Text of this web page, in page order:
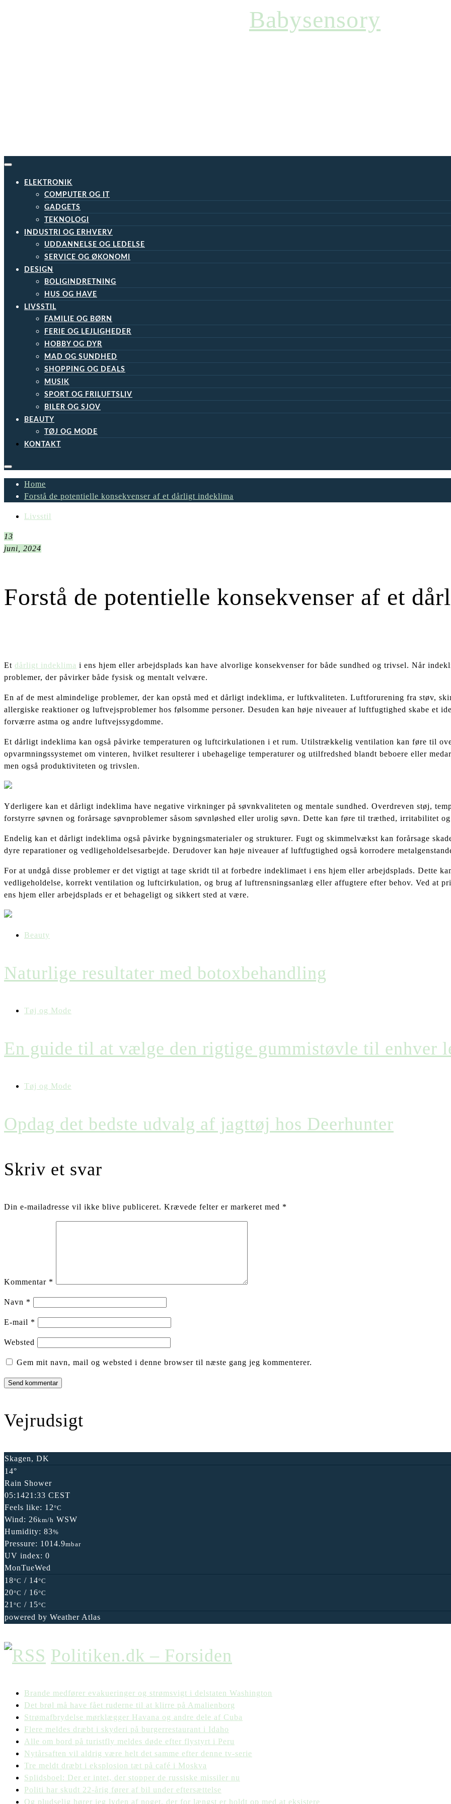
Babysensory
ELEKTRONIK
COMPUTER OG IT
GADGETS
TEKNOLOGI
INDUSTRI OG ERHVERV
UDDANNELSE OG LEDELSE
SERVICE OG ØKONOMI
DESIGN
BOLIGINDRETNING
HUS OG HAVE
LIVSSTIL
FAMILIE OG BØRN
FERIE OG LEJLIGHEDER
HOBBY OG DYR
MAD OG SUNDHED
SHOPPING OG DEALS
MUSIK
SPORT OG FRILUFTSLIV
BILER OG SJOV
BEAUTY
TØJ OG MODE
KONTAKT
Home
Forstå de potentielle konsekvenser af et dårligt indeklima
Livsstil
13
juni, 2024
Forstå de potentielle konsekvenser af et
Et dårligt indeklima i ens hjem eller arbejdsplads kan have alvorlige konsekvenser for både sundhed og trivsel. Når
problemer, der påvirker både fysisk og mentalt velvære.
En af de mest almindelige problemer, der kan opstå med et dårligt indeklima, er luftkvaliteten. Luftforurening fra støv,
allergiske reaktioner og luftvejsproblemer hos følsomme personer. Desuden kan høje niveauer af luftfugtighed skabe et
forværre astma og andre luftvejssygdomme.
Et dårligt indeklima kan også påvirke temperaturen og luftcirkulationen i et rum. Utilstrækkelig ventilation kan føre til
opvarmningssystemet om vinteren, hvilket resulterer i ubehagelige temperaturer og utilfredshed blandt beboere eller
men også produktiviteten og trivslen.
Yderligere kan et dårligt indeklima have negative virkninger på søvnkvaliteten og mentale sundhed. Overdreven støj,
forstyrre søvnen og forårsage søvnproblemer såsom søvnløshed eller urolig søvn. Dette kan føre til træthed, irritabilitet
Endelig kan et dårligt indeklima også påvirke bygningsmaterialer og strukturer. Fugt og skimmelvækst kan forårsage
dyre reparationer og vedligeholdelsesarbejde. Derudover kan høje niveauer af luftfugtighed også korrodere
For at undgå disse problemer er det vigtigt at tage skridt til at forbedre indeklimaet i ens hjem eller arbejdsplads. Dette
vedligeholdelse, korrekt ventilation og luftcirkulation, og brug af luftrensningsanlæg eller affugtere efter behov. Ved at
ens hjem eller arbejdsplads er et behageligt og sikkert sted at være.
Beauty
Naturlige resultater med botoxbehandling
Tøj og Mode
En guide til at vælge den rigtige gummistøvle til enhver
Tøj og Mode
Opdag det bedste udvalg af jagttøj hos Deerhunter
Skriv et svar
Din e-mailadresse vil ikke blive publiceret. Krævede felter er markeret med *
Kommentar *
Navn *
E-mail *
Websted
Gem mit navn, mail og websted i denne browser til næste gang jeg kommenterer.
Vejrudsigt
Skagen, DK
14°
Rain Shower
05:1421:33 CEST
Feels like: 12°C
Wind: 26km/h WSW
Humidity: 83%
Pressure: 1014.9mbar
UV index: 0
MonTueWed
18°C / 14°C
20°C / 16°C
21 °C / 15°C
powered by Weather Atlas
Politiken.dk – Forsiden
Brande medfører evakueringer og strømsvigt i delstaten Washington
Det brøl må have fået ruderne til at klirre på Amalienborg
Strømafbrydelse mørklægger Havana og andre dele af Cuba
Flere meldes dræbt i skyderi på burgerrestaurant i Idaho
Alle om bord på turistfly meldes døde efter flystyrt i Peru
Nytårsaften vil aldrig være helt det samme efter denne tv-serie
Tre meldt dræbt i eksplosion tæt på café i Moskva
Splidsboel: Der er intet, der stopper de russiske missiler nu
Politi har skudt 22-årig fører af bil under eftersættelse
Og pludselig hører jeg lyden af noget, der for længst er holdt op med at eksistere